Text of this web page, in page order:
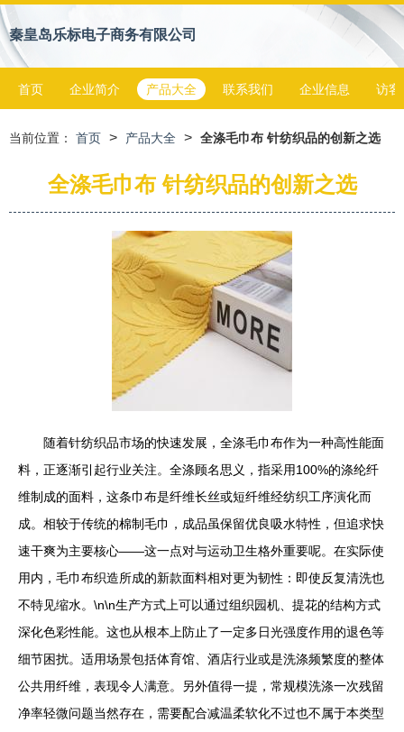
秦皇岛乐标电子商务有限公司
首页 企业简介 产品大全 联系我们 企业信息 访客
当前位置： 首页 > 产品大全 > 全涤毛巾布 针纺织品的创新之选
全涤毛巾布 针纺织品的创新之选
随着针纺织品市场的快速发展，全涤毛巾布作为一种高性能面
料，正逐渐引起行业关注。全涤顾名思义，指采用100%的涤纶纤
维制成的面料，这条巾布是纤维长丝或短纤维经纺织工序演化而
成。相较于传统的棉制毛巾，成品虽保留优良吸水特性，但追求快
速干爽为主要核心——这一点对与运动卫生格外重要呢。在实际使
用内，毛巾布织造所成的新款面料相对更为韧性：即使反复清洗也
不特见缩水。\n\n生产方式上可以通过组织园机、提花的结构方式
深化色彩性能。这也从根本上防止了一定多日光强度作用的退色等
细节困扰。适用场景包括体育馆、酒店行业或是洗涤频繁度的整体
公共用纤维，表现令人满意。另外值得一提，常规模洗涤一次残留
净率轻微问题当然存在，需要配合减温柔软化不过也不属于本类型